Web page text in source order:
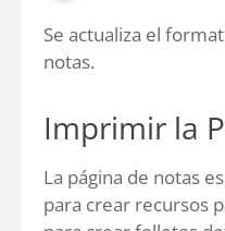
Se actualiza el
notas.
Imprimir la
La página de notas
para crear recursos